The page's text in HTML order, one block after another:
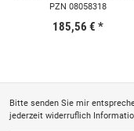
PZN 08058318
185,56 € *
Bitte senden Sie mir
jederzeit widerruflich